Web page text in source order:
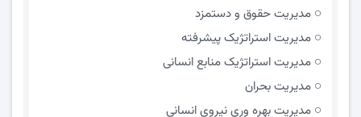
مديريت حقوق و دستمزد
مدیریت استراتژیک پیشرفته
مدیریت استراتژیک منابع انسانی
مدیریت بحران
مدیریت بهره وری نیروی انسانی